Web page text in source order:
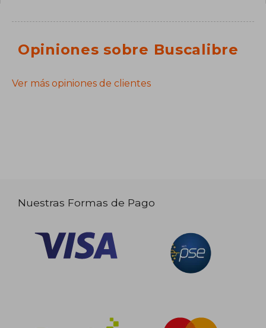
Opiniones sobre Buscalibre
Ver más opiniones de clientes
Nuestras Formas de Pago